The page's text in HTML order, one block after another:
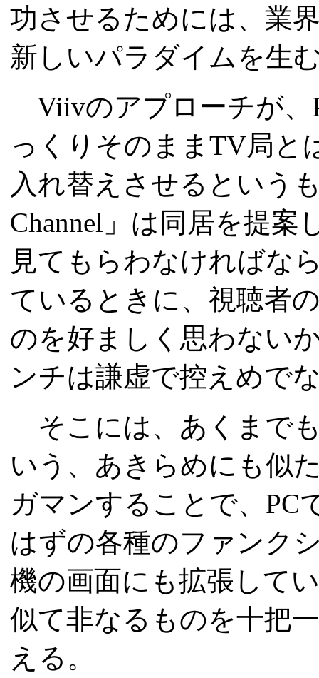
功させるためには、業
新しいパラダイムを生
Viivのアプローチが、
っくりそのままTV局と
入れ替えさせるという
Channel」は同居を提
見てもらわなければな
ているときに、視聴者
のを好ましく思わない
ンチは謙虚で控えめで
そこには、あくまで
いう、あきらめにも似
ガマンすることで、PC
はずの各種のファンク
機の画面にも拡張して
似て非なるものを十把
える。